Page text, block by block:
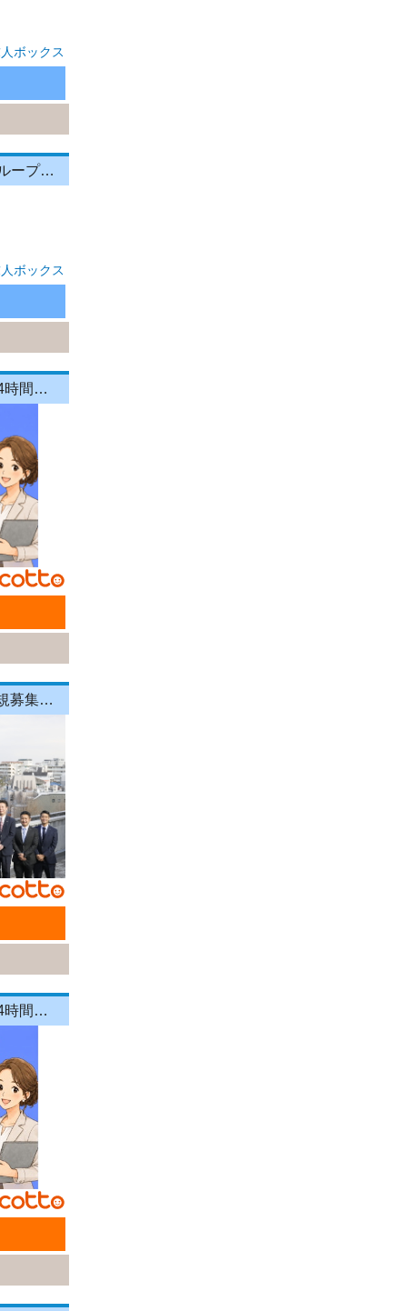
ボックス
「資格不問」ケアマネージャー/交通費支給/夜勤なし/担当者オススメ/グループホーム/ヘルパー
ボックス
【直行直帰OK】家庭を大切にしながら営業キャリアを継続できる！1日4時間～OKの《飲食店向けラウンダー（営業）》
石神井公園駅すぐ！時給1400円～☆【週2日～、1日3時間～ＯＫ◎】新規募集！不動産会社ＰＲスタッフ♪ノルマなし！未経験・扶養内・副業ＯＫ◎運転免許不要
【直行直帰OK】家庭を大切にしながら営業キャリアを継続できる！1日4時間～OKの《飲食店向けラウンダー（営業）》